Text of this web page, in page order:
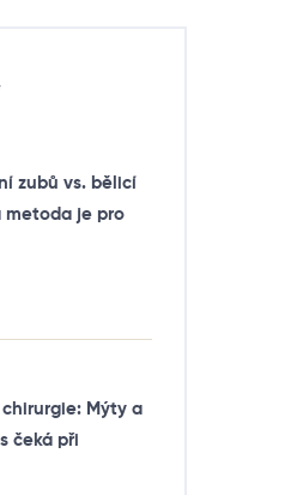
zubů vs. bělicí
metoda je pro
Mýty a
čeká při